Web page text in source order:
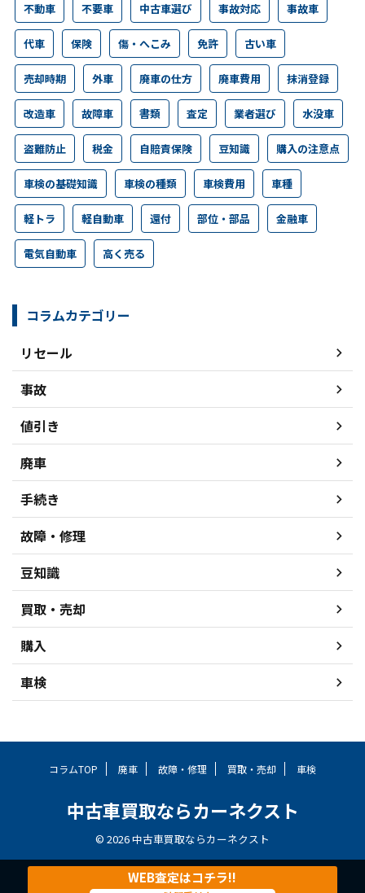
不動車 不要車 中古車選び 事故対応 事故車
代車 保険 傷・へこみ 免許 古い車
売却時期 外車 廃車の仕方 廃車費用 抹消登録
改造車 故障車 書類 査定 業者選び 水没車
盗難防止 税金 自賠責保険 豆知識 購入の注意点
車検の基礎知識 車検の種類 車検費用 車種
軽トラ 軽自動車 還付 部位・部品 金融車
電気自動車 高く売る
コラムカテゴリー
リセール
事故
値引き
廃車
手続き
故障・修理
豆知識
買取・売却
購入
車検
コラムTOP 廃車 故障・修理 買取・売却 車検
中古車買取ならカーネクスト
© 2026 中古車買取ならカーネクスト
WEB査定はコチラ!!